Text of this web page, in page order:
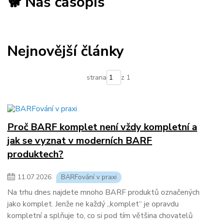
náhrada kostí
obsah kostí v mase
účinky CBD
CBD léčba psů
Nejnovější články
strana z 1
Proč BARF komplet není vždy kompletní a
jak se vyznat v moderních BARF
produktech?
11.07.2026 BARFování v praxi
Na trhu dnes najdete mnoho BARF produktů označených
jako komplet. Jenže ne každý „komplet“ je opravdu
kompletní a splňuje to, co si pod tím většina chovatelů